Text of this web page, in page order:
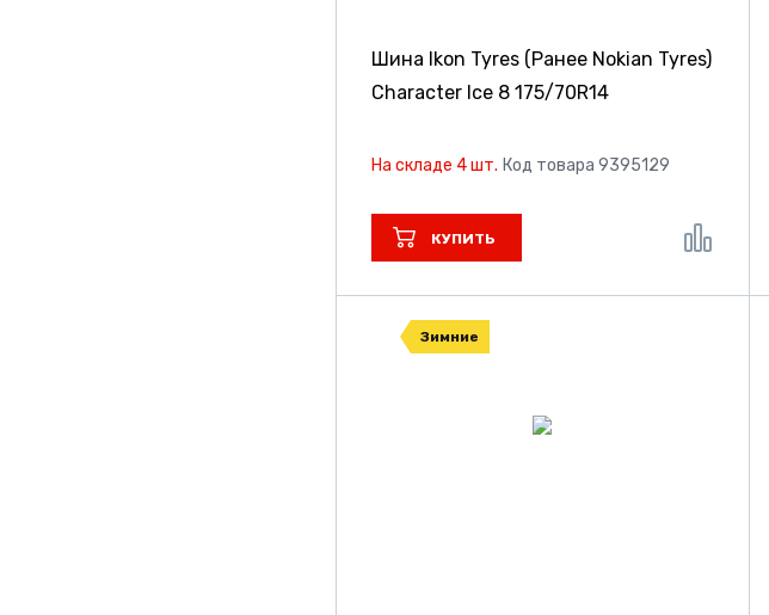
Шина Ikon Tyres (Ранее Nokian Tyres)
Character Ice 8 175/70R14
На складе 4 шт. Код товара 9395129
КУПИТЬ
Зимние